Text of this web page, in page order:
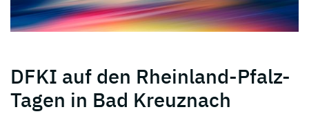
DFKI auf den Rheinland-Pfalz-
Tagen in Bad Kreuznach